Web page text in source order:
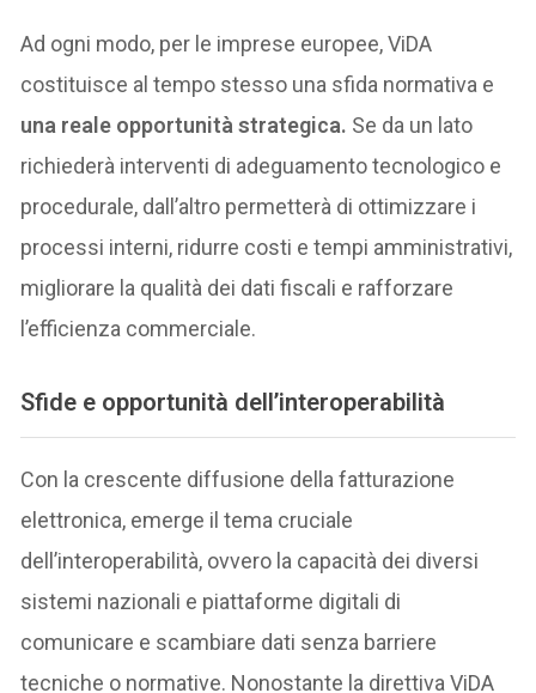
Ad ogni modo, per le imprese europee, ViDA
costituisce al tempo stesso una sfida normativa e
una reale opportunità strategica. Se da un lato
richiederà interventi di adeguamento tecnologico e
procedurale, dall’altro permetterà di ottimizzare i
processi interni, ridurre costi e tempi amministrativi,
migliorare la qualità dei dati fiscali e rafforzare
l’efficienza commerciale.
Sfide e opportunità dell’interoperabilità
Con la crescente diffusione della fatturazione
elettronica, emerge il tema cruciale
dell’interoperabilità, ovvero la capacità dei diversi
sistemi nazionali e piattaforme digitali di
comunicare e scambiare dati senza barriere
tecniche o normative. Nonostante la direttiva ViDA